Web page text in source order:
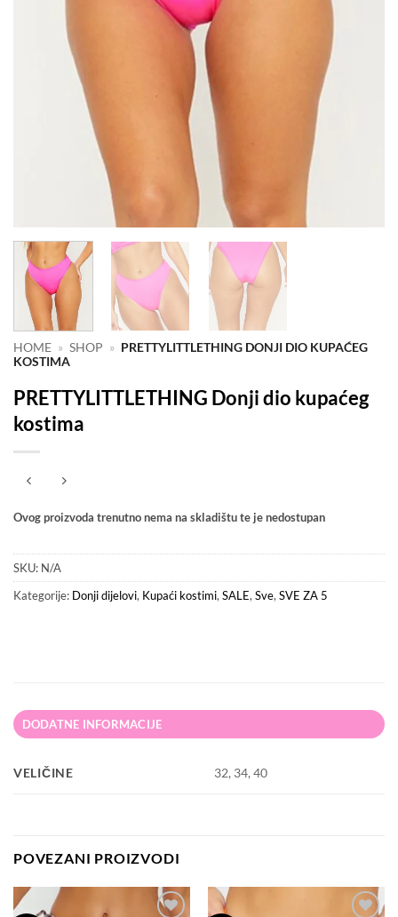
HOME » SHOP » PRETTYLITTLETHING DONJI DIO KUPAĆEG
KOSTIMA
PRETTYLITTLETHING Donji dio kupaćeg
kostima
Ovog proizvoda trenutno nema na skladištu te je nedostupan
SKU: N/A
Kategorije: Donji dijelovi, Kupaći kostimi,SALE,Sve,SVE ZA 5
DODATNE INFORMACIJE
VELIČINE 32, 34, 40
POVEZANI PROIZVODI